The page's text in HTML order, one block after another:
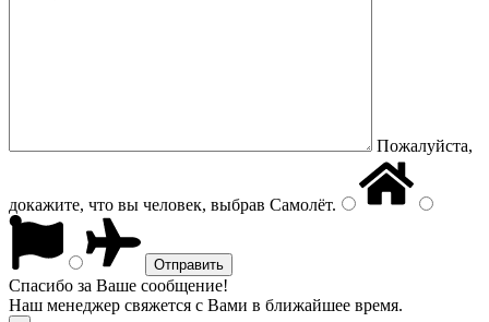
Пожалуйста,
докажите, что вы человек, выбрав Самолёт.
Спасибо за Ваше сообщение!
Наш менеджер свяжется с Вами в ближайшее время.